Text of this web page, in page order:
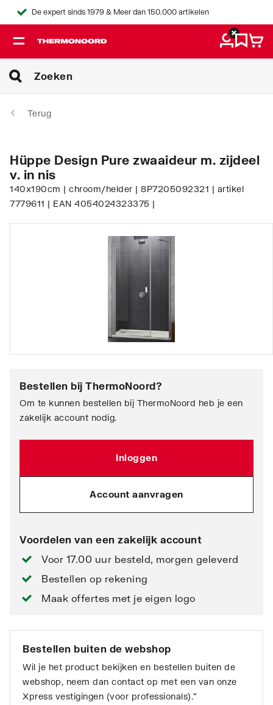
De expert sinds 1979 & Meer dan 150.000 artikelen
Terug
Hüppe Design Pure zwaaideur m. zijdeel
v. in nis
140x190cm | chroom/helder | 8P7205092321 | artikel
7779611 | EAN 4054024323375 |
Bestellen bij ThermoNoord?
Om te kunnen bestellen bij ThermoNoord heb je een
zakelijk account nodig.
Inloggen
Account aanvragen
Voordelen van een zakelijk account
Voor 17.00 uur besteld, morgen geleverd
Bestellen op rekening
Maak offertes met je eigen logo
Bestellen buiten de webshop
Wil je het product bekijken en bestellen buiten de
webshop, neem dan contact op met een van onze
Xpress vestigingen (voor professionals).”